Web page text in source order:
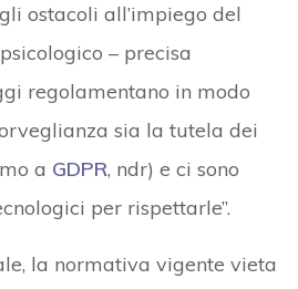
ostacoli all’impiego del
– precisa
regolamentano in modo
sia la tutela dei
a GDPR, ndr) e ci sono
per rispettarle”.
la normativa vigente vieta